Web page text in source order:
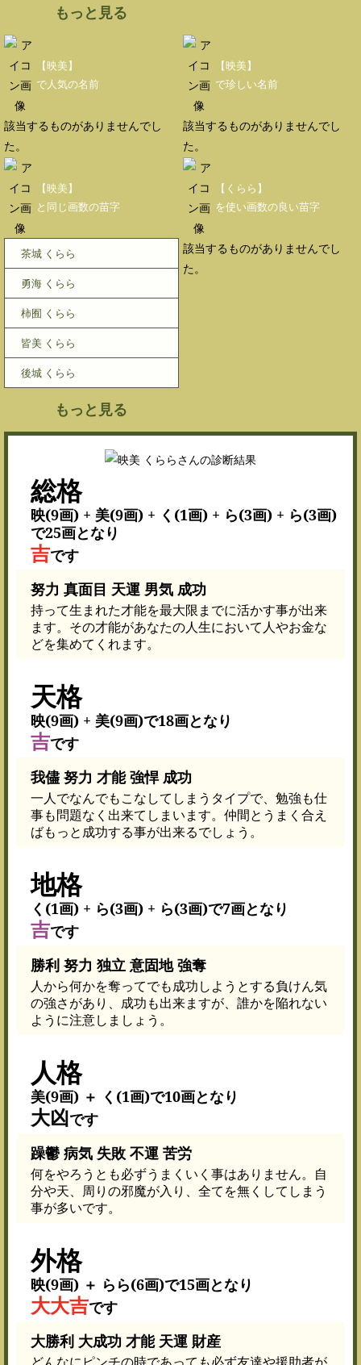
もっと見る
【映美】
で人気の名前
該当するものがありませんでし
た。
【映美】
で珍しい名前
該当するものがありませんでし
た。
【映美】
と同じ画数の苗字
茶城 くらら
勇海 くらら
柿囿 くらら
皆美 くらら
後城 くらら
もっと見る
【くらら】
を使い画数の良い苗字
該当するものがありませんでし
た。
総格
映(9画) + 美(9画) + く(1画) + ら(3画) + ら(3画)
で25画となり
吉です
努力 真面目 天運 男気 成功
持って生まれた才能を最大限までに活かす事が出来
ます。その才能があなたの人生において人やお金な
どを集めてくれます。
天格
映(9画) + 美(9画)で18画となり
吉です
我儘 努力 才能 強悍 成功
一人でなんでもこなしてしまうタイプで、勉強も仕
事も問題なく出来てしまいます。仲間とうまく合え
ばもっと成功する事が出来るでしょう。
地格
く(1画) + ら(3画) + ら(3画)で7画となり
吉です
勝利 努力 独立 意固地 強奪
人から何かを奪ってでも成功しようとする負けん気
の強さがあり、成功も出来ますが、誰かを陥れない
ように注意しましょう。
人格
美(9画) ＋ く(1画)で10画となり
大凶です
躁鬱 病気 失敗 不運 苦労
何をやろうとも必ずうまくいく事はありません。自
分や天、周りの邪魔が入り、全てを無くしてしまう
事が多いです。
外格
映(9画) ＋ らら(6画)で15画となり
大大吉です
大勝利 大成功 才能 天運 財産